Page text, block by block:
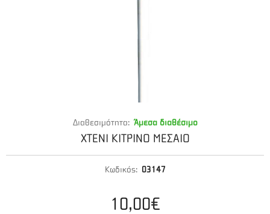
Διαθεσιμότητα: Άμεσα διαθέσιμο
ΧΤΕΝΙ ΚΙΤΡΙΝΟ ΜΕΣΑΙΟ
Κωδικός: 03147
10,00€